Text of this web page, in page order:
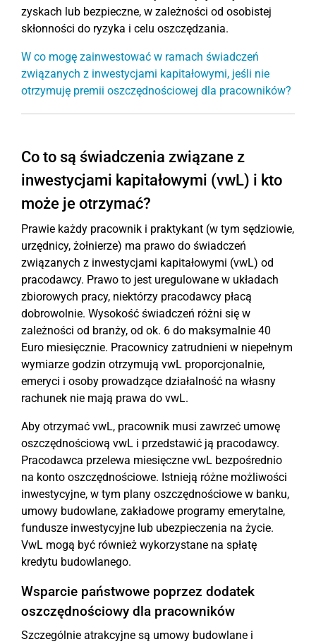
zyskach lub bezpieczne, w zależności od osobistej
skłonności do ryzyka i celu oszczędzania.
W co mogę zainwestować w ramach świadczeń
związanych z inwestycjami kapitałowymi, jeśli nie
otrzymuję premii oszczędnościowej dla pracowników?
Co to są świadczenia związane z
inwestycjami kapitałowymi (vwL) i kto
może je otrzymać?
Prawie każdy pracownik i praktykant (w tym sędziowie,
urzędnicy, żołnierze) ma prawo do świadczeń
związanych z inwestycjami kapitałowymi (vwL) od
pracodawcy. Prawo to jest uregulowane w układach
zbiorowych pracy, niektórzy pracodawcy płacą
dobrowolnie. Wysokość świadczeń różni się w
zależności od branży, od ok. 6 do maksymalnie 40
Euro miesięcznie. Pracownicy zatrudnieni w niepełnym
wymiarze godzin otrzymują vwL proporcjonalnie,
emeryci i osoby prowadzące działalność na własny
rachunek nie mają prawa do vwL.
Aby otrzymać vwL, pracownik musi zawrzeć umowę
oszczędnościową vwL i przedstawić ją pracodawcy.
Pracodawca przelewa miesięczne vwL bezpośrednio
na konto oszczędnościowe. Istnieją różne możliwości
inwestycyjne, w tym plany oszczędnościowe w banku,
umowy budowlane, zakładowe programy emerytalne,
fundusze inwestycyjne lub ubezpieczenia na życie.
VwL mogą być również wykorzystane na spłatę
kredytu budowlanego.
Wsparcie państwowe poprzez dodatek
oszczędnościowy dla pracowników
Szczególnie atrakcyjne są umowy budowlane i